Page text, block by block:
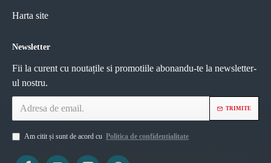
Harta site
Newsletter
Fii la curent cu noutațile si promotiile abonandu-te la newsletter-
ul nostru.
TRIMITE
Am citit și sunt de acord cu Politica de confidentialitate